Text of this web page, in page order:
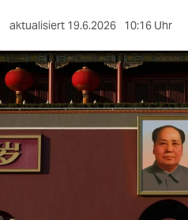
kultur
sport
berlin
nord
wahrheit
aktualisiert 19.6.2026 10:16 Uhr